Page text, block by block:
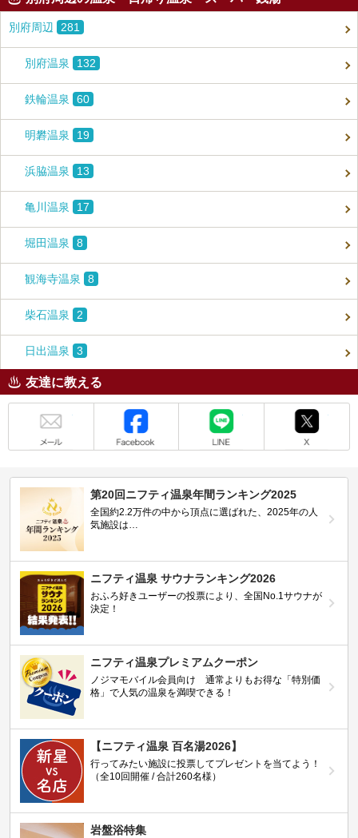
別府周辺 281
別府温泉 132
鉄輪温泉 60
明礬温泉 19
浜脇温泉 13
亀川温泉 17
堀田温泉 8
観海寺温泉 8
柴石温泉 2
日出温泉 3
友達に教える
第20回ニフティ温泉年間ランキング2025
全国約2.2万件の中から頂点に選ばれた、2025年の人
気施設は…
ニフティ温泉 サウナランキング2026
おふろ好きユーザーの投票により、全国No.1サウナが
決定！
ニフティ温泉プレミアムクーポン
ノジマモバイル会員向け 通常よりもお得な「特別価
格」で人気の温泉を満喫できる！
【ニフティ温泉 百名湯2026】
行ってみたい施設に投票してプレゼントを当てよう！
（全10回開催 / 合計260名様）
岩盤浴特集